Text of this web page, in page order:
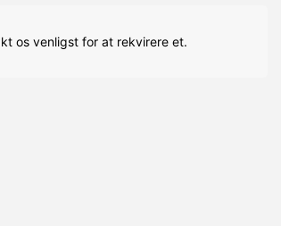
os venligst for at rekvirere et.